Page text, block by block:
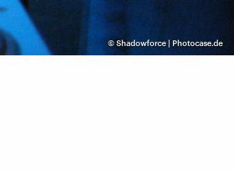
© Shadowforce | Photocase.de